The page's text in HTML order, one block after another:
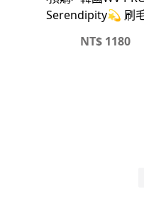
Serendipity💫 刷
NT$ 1180